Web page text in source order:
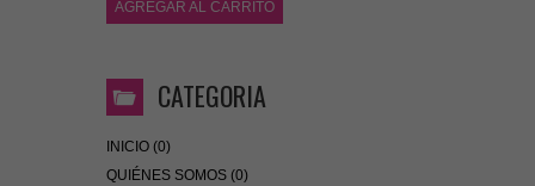
AGREGAR AL CARRITO
CATEGORIA
INICIO (0)
QUIÉNES SOMOS (0)